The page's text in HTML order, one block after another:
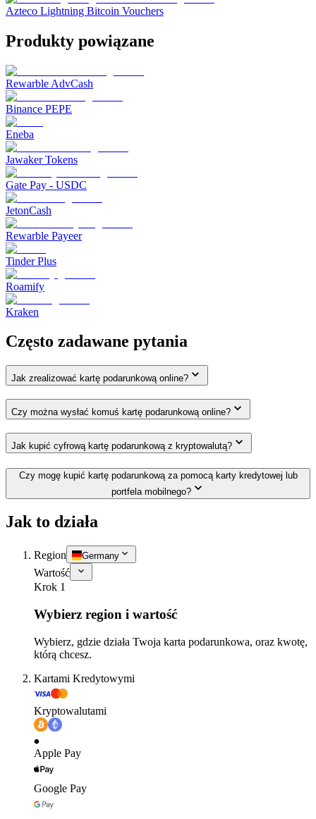
Azteco Lightning Bitcoin Vouchers
Produkty powiązane
Rewarble AdvCash
Binance PEPE
Eneba
Jawaker Tokens
Gate Pay - USDC
JetonCash
Rewarble Payeer
Tinder Plus
Roamify
Kraken
Często zadawane pytania
Jak zrealizować kartę podarunkową online?
Czy można wysłać komuś kartę podarunkową online?
Jak kupić cyfrową kartę podarunkową z kryptowalutą?
Czy mogę kupić kartę podarunkową za pomocą karty kredytowej lub
portfela mobilnego?
Jak to działa
Region Germany
Wartość
Krok 1
Wybierz region i wartość
Wybierz, gdzie działa Twoja karta podarunkowa, oraz kwotę,
którą chcesz.
Kartami Kredytowymi
Kryptowalutami
Apple Pay
Google Pay